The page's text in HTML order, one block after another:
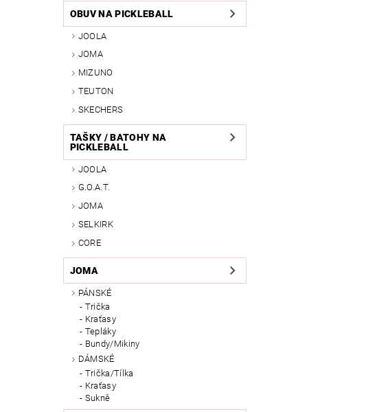
OBUV NA PICKLEBALL
JOOLA
JOMA
MIZUNO
TEUTON
SKECHERS
TAŠKY / BATOHY NA
PICKLEBALL
JOOLA
G.O.A.T.
JOMA
SELKIRK
CORE
JOMA
PÁNSKÉ
Trička
Kraťasy
Tepláky
Bundy/Mikiny
DÁMSKÉ
Trička/Tílka
Kraťasy
Sukně